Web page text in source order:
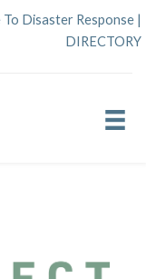
To Disaster Response |
DIRECTORY